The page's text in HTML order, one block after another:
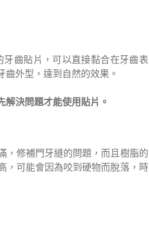
牙齒貼片，可以直接黏合在牙齒表
外型，達到自然的效果。
決問題才能使用貼片。
，修補門牙縫的問題，而且樹脂的
，可能會因為咬到硬物而脫落，時